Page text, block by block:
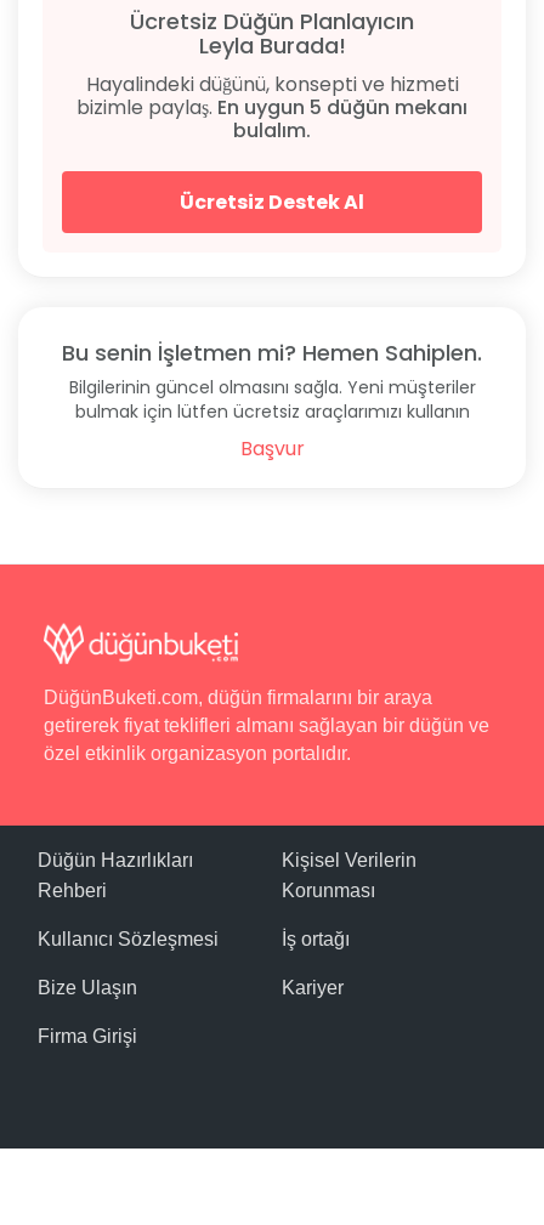
Ücretsiz Düğün Planlayıcın
Leyla Burada!
Hayalindeki düğünü, konsepti ve hizmeti
bizimle paylaş. En uygun 5 düğün mekanı
bulalım.
Ücretsiz Destek Al
Bu senin İşletmen mi? Hemen Sahiplen.
Bilgilerinin güncel olmasını sağla. Yeni müşteriler
bulmak için lütfen ücretsiz araçlarımızı kullanın
Başvur
DüğünBuketi.com, düğün firmalarını bir araya
getirerek fiyat teklifleri almanı sağlayan bir düğün ve
özel etkinlik organizasyon portalıdır.
Düğün Hazırlıkları
Rehberi
Kullanıcı Sözleşmesi
Bize Ulaşın
Firma Girişi
Kişisel Verilerin
Korunması
İş ortağı
Kariyer